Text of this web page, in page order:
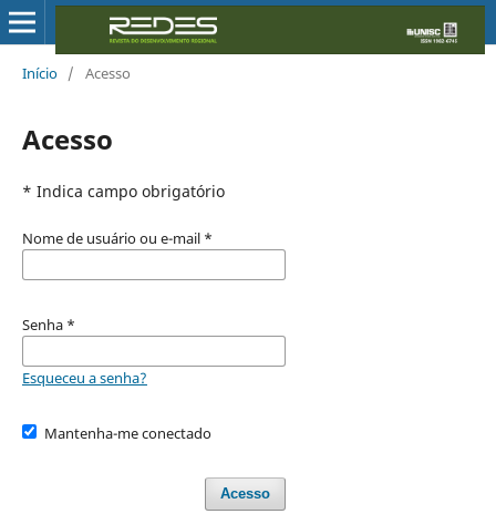
Início / Acesso
Acesso
* Indica campo obrigatório
Nome de usuário ou e-mail *
Senha *
Esqueceu a senha?
Mantenha-me conectado
Acesso